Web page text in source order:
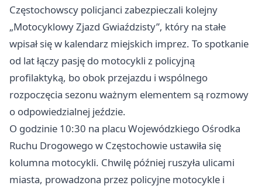
Częstochowscy policjanci zabezpieczali kolejny
„Motocyklowy Zjazd Gwiaździsty”, który na stałe
wpisał się w kalendarz miejskich imprez. To spotkanie
od lat łączy pasję do motocykli z policyjną
profilaktyką, bo obok przejazdu i wspólnego
rozpoczęcia sezonu ważnym elementem są rozmowy
o odpowiedzialnej jeździe.
O godzinie 10:30 na placu Wojewódzkiego Ośrodka
Ruchu Drogowego w Częstochowie ustawiła się
kolumna motocykli. Chwilę później ruszyła ulicami
miasta, prowadzona przez policyjne motocykle i